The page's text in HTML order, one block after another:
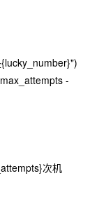
-
次机